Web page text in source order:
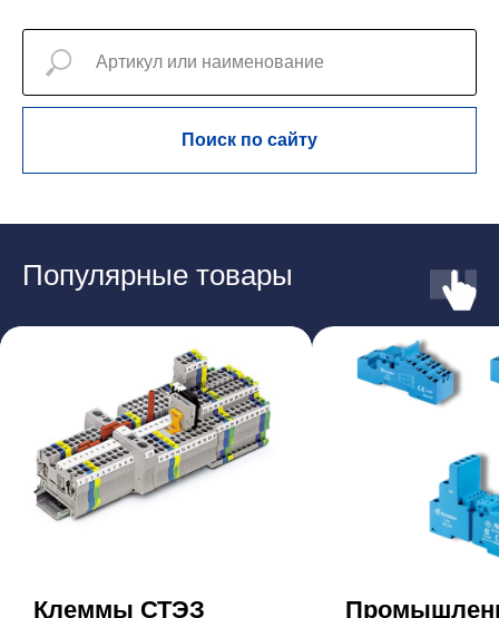
Поиск по сайту
Популярные товары
Клеммы СТЭЗ